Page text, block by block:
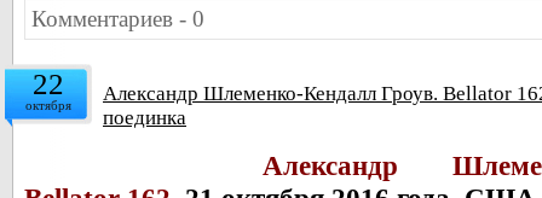
Комментариев - 0
22
октября
Александр Шлеменко-Кендалл Гроув. Bellator
поединка
Александр